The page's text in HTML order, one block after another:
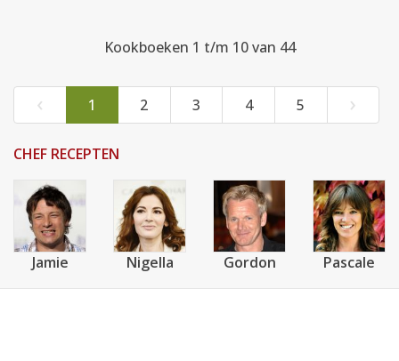
Kookboeken 1 t/m 10 van 44
‹ 1 2 3 4 5 ›
CHEF RECEPTEN
Jamie Nigella Gordon Pascale